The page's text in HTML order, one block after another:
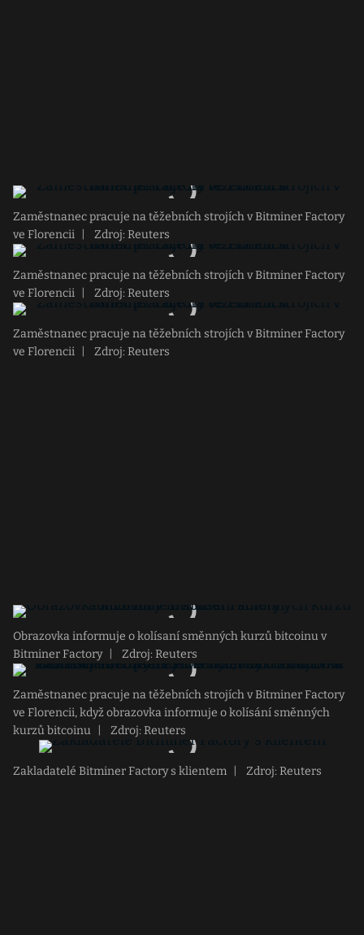
Zaměstnanec pracuje na těžebních strojích v Bitminer Factory
ve Florencii
Zdroj: Reuters
Zaměstnanec pracuje na těžebních strojích v Bitminer Factory
ve Florencii
Zdroj: Reuters
Zaměstnanec pracuje na těžebních strojích v Bitminer Factory
ve Florencii
Zdroj: Reuters
Obrazovka informuje o kolísaní směnných kurzů bitcoinu v
Bitminer Factory
Zdroj: Reuters
Zaměstnanec pracuje na těžebních strojích v Bitminer Factory
ve Florencii, když obrazovka informuje o kolísání směnných
kurzů bitcoinu
Zdroj: Reuters
Zakladatelé Bitminer Factory s klientem Zdroj: Reuters